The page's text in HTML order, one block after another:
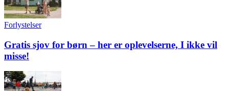
Forlystelser
Gratis sjov for børn – her er oplevelserne, I ikke vil
misse!